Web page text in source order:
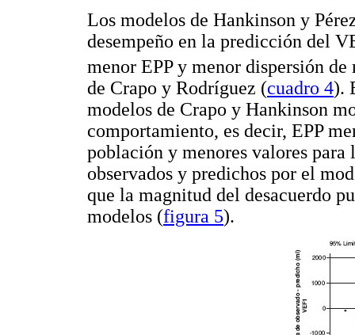
Los modelos de Hankinson y
desempeño en la predicción del
menor EPP y menor dispersión
de Crapo y Rodríguez (cuadro 4).
modelos de Crapo y Hankinson
comportamiento, es decir, EPP
población y menores valores
observados y predichos por el
que la magnitud del desacuerdo
modelos (figura 5).